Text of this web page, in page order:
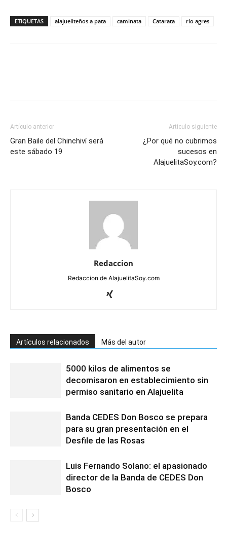
ETIQUETAS alajueliteños a pata caminata Catarata río agres
Artículo anterior
Gran Baile del Chinchiví será
este sábado 19
Artículo siguiente
¿Por qué no cubrimos
sucesos en
AlajuelitaSoy.com?
Redaccion
Redaccion de AlajuelitaSoy.com
Artículos relacionados Más del autor
5000 kilos de alimentos se
decomisaron en establecimiento sin
permiso sanitario en Alajuelita
Banda CEDES Don Bosco se prepara
para su gran presentación en el
Desfile de las Rosas
Luis Fernando Solano: el apasionado
director de la Banda de CEDES Don
Bosco